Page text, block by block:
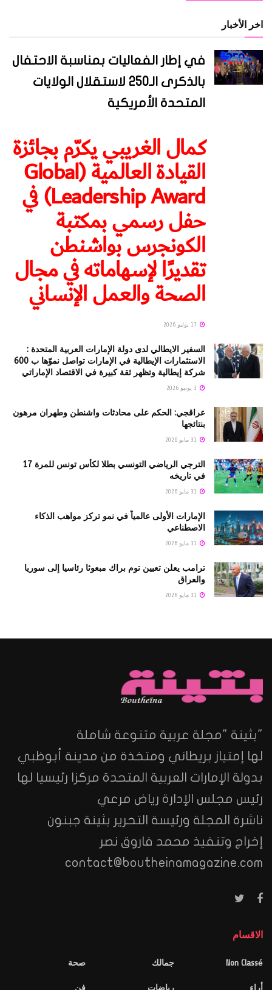
اخر الأخبار
في إطار الفعاليات بمناسبة الاحتفال
بالذكرى الـ250 لاستقلال الولايات
المتحدة الأمريكية
كمال الغريبي يكرّم بجائزة
القيادة العالمية (Global
Leadership Award) في
حفل رسمي بمكتبة
الكونجرس بواشنطن
تقديرًا لإسهاماته في مجال
الصحة والعمل الإنساني
السفير الايطالي لدى دولة الإمارات العربية المتحدة :
الاستثمارات الإيطالية في الإمارات تواصل نموّها ب 600
شركة إيطالية وتظهر ثقة كبيرة في الاقتصاد الإماراتي
عراقجي: الحكم على محادثات واشنطن وطهران مرهون
بنتائجها
الترجي الرياضي التونسي بطلا لكأس تونس للمرة 17
في تاريخه
الإمارات الأولى عالمياً في نمو تركز مواهب الذكاء
الاصطناعي
ترامب يعلن تعيين توم براك مبعوثا رئاسيا إلى سوريا
والعراق
"بثينة "مجلة عربية متنوعة شاملة
لها إمتياز بريطاني ومتخذة من مدينة أبوظبي
بدولة الإمارات العربية المتحدة مركزا رئيسيا لها
رئيس مجلس الإدارة رياض مرعي
ناشرة المجلة ورئيسة التحرير بثينة جبنون
إخراج وتنفيذ محمد فاروق نصر
contact@boutheinamagazine.com
الاقسام
Non Classé
جمالك
صحة